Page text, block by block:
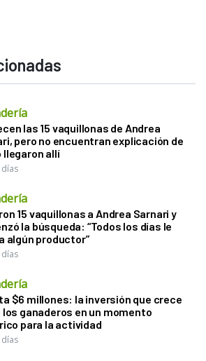
las 15 vaquillonas de Andrea
pero no encuentran explicación de
llegaron allí
días
15 vaquillonas a Andrea Sarnari y
la búsqueda: “Todos los días le
algún productor”
días
$6 millones: la inversión que crece
ganaderos en un momento
para la actividad
días